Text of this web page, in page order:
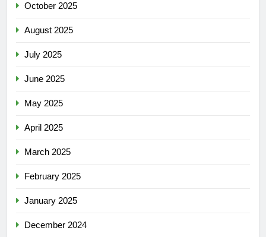
October 2025
August 2025
July 2025
June 2025
May 2025
April 2025
March 2025
February 2025
January 2025
December 2024